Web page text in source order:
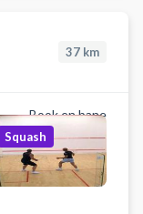
37 km
Book en bane
Squash